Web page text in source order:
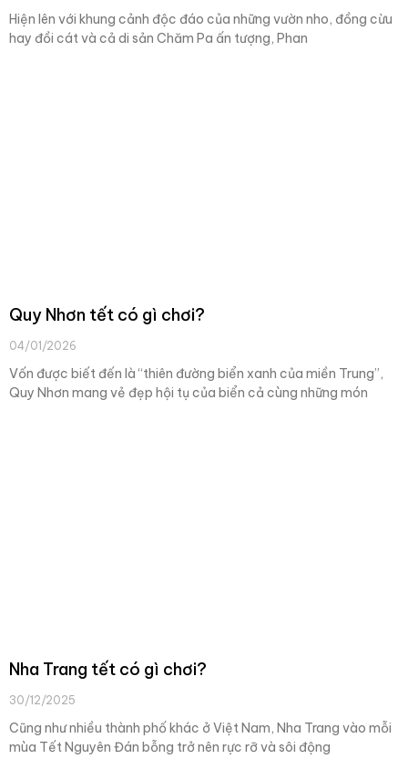
Hiện lên với khung cảnh độc đáo của những vườn nho, đồng cừu
hay đồi cát và cả di sản Chăm Pa ấn tượng, Phan
Quy Nhơn tết có gì chơi?
04/01/2026
Vốn được biết đến là “thiên đường biển xanh của miền Trung”,
Quy Nhơn mang vẻ đẹp hội tụ của biển cả cùng những món
Nha Trang tết có gì chơi?
30/12/2025
Cũng như nhiều thành phố khác ở Việt Nam, Nha Trang vào mỗi
mùa Tết Nguyên Đán bỗng trở nên rực rỡ và sôi động